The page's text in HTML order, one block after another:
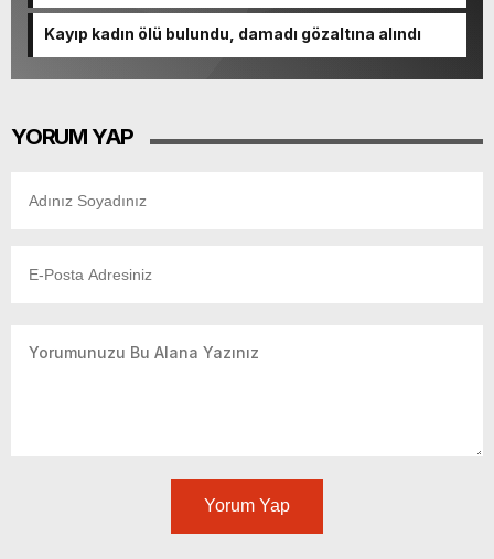
Kayıp kadın ölü bulundu, damadı gözaltına alındı
YORUM YAP
Yorum Yap